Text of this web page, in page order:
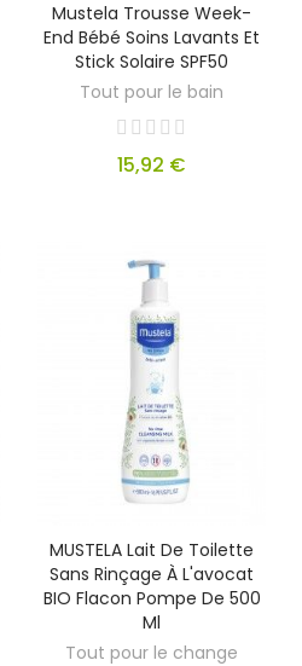
Mustela Trousse Week-
End Bébé Soins Lavants Et
Stick Solaire SPF50
Tout pour le bain
15,92 €
MUSTELA Lait De Toilette
Sans Rinçage À L'avocat
BIO Flacon Pompe De 500
Ml
Tout pour le change